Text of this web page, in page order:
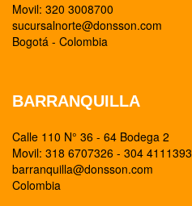
Movil: 320 3008700
sucursalnorte@donsson.com
Bogotá - Colombia
BARRANQUILLA
Calle 110 N° 36 - 64 Bodega 2
Movil: 318 6707326 - 304 4111393
barranquilla@donsson.com
Colombia